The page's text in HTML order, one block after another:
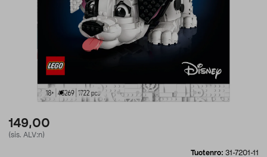
149,00
(sis. ALV:n)
Tuotenro: 31-7201-11